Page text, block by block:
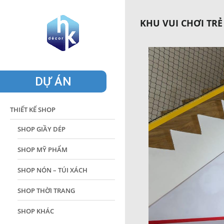
DỰ ÁN
THIẾT KẾ SHOP
SHOP GIẦY DÉP
SHOP MỸ PHẨM
SHOP NÓN – TÚI XÁCH
SHOP THỜI TRANG
SHOP KHÁC
KHU VUI CHƠI